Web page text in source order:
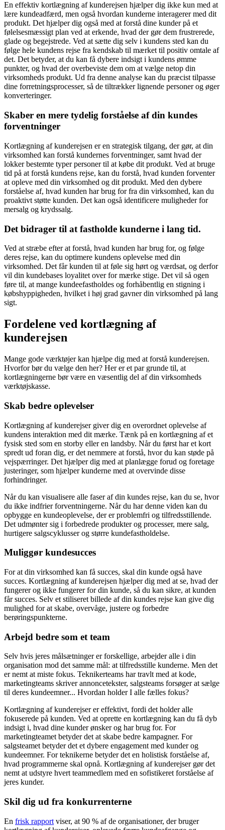
En effektiv kortlægning af kunderejsen hjælper dig ikke kun med at
lære kundeadfærd, men også hvordan kunderne interagerer med dit
produkt. Det hjælper dig også med at forstå dine kunder på et
følelsesmæssigt plan ved at erkende, hvad der gør dem frustrerede,
glade og begejstrede. Ved at sætte dig selv i kundens sted kan du
følge hele kundens rejse fra kendskab til mærket til positiv omtale af
det. Det betyder, at du kan få dybere indsigt i kundens ømme
punkter, og hvad der overbeviste dem om at vælge netop din
virksomheds produkt. Ud fra denne analyse kan du præcist tilpasse
dine forretningsprocesser, så de tiltrækker lignende personer og øger
konverteringer.
Skaber en mere tydelig forståelse af din kundes
forventninger
Kortlægning af kunderejsen er en strategisk tilgang, der gør, at din
virksomhed kan forstå kundernes forventninger, samt hvad der
lokker bestemte typer personer til at købe dit produkt. Ved at bruge
tid på at forstå kundens rejse, kan du forstå, hvad kunden forventer
at opleve med din virksomhed og dit produkt. Med den dybere
forståelse af, hvad kunden har brug for fra din virksomhed, kan du
proaktivt støtte kunden. Det kan også identificere muligheder for
mersalg og krydssalg.
Det bidrager til at fastholde kunderne i lang tid.
Ved at stræbe efter at forstå, hvad kunden har brug for, og følge
deres rejse, kan du optimere kundens oplevelse med din
virksomhed. Det får kunden til at føle sig hørt og værdsat, og derfor
vil din kundebases loyalitet over for mærke stige. Det vil så ogen
føre til, at mange kundeefastholdes og forhåbentlig en stigning i
købshyppigheden, hvilket i høj grad gavner din virksomhed på lang
sigt.
Fordelene ved kortlægning af
kunderejsen
Mange gode værktøjer kan hjælpe dig med at forstå kunderejsen.
Hvorfor bør du vælge den her? Her er et par grunde til, at
kortlægningerne bør være en væsentlig del af din virksomheds
værktøjskasse.
Skab bedre oplevelser
Kortlægning af kunderejser giver dig en overordnet oplevelse af
kundens interaktion med dit mærke. Tænk på en kortlægning af et
fysisk sted som en storby eller en landsby. Når du først har et kort
spredt ud foran dig, er det nemmere at forstå, hvor du kan støde på
vejspærringer. Det hjælper dig med at planlægge forud og foretage
justeringer, som hjælper kunderne med at overvinde disse
forhindringer.
Når du kan visualisere alle faser af din kundes rejse, kan du se, hvor
du ikke indfrier forventningerne. Når du har denne viden kan du
opbygge en kundeoplevelse, der er problemfri og tilfredsstillende.
Det udmønter sig i forbedrede produkter og processer, mere salg,
hurtigere salgscyklusser og større kundefastholdelse.
Muliggør kundesucces
For at din virksomhed kan få succes, skal din kunde også have
succes. Kortlægning af kunderejsen hjælper dig med at se, hvad der
fungerer og ikke fungerer for din kunde, så du kan sikre, at kunden
får succes. Selv et stiliseret billede af din kundes rejse kan give dig
mulighed for at skabe, overvåge, justere og forbedre
berøringspunkterne.
Arbejd bedre som et team
Selv hvis jeres målsætninger er forskellige, arbejder alle i din
organisation mod det samme mål: at tilfredsstille kunderne. Men det
er nemt at miste fokus. Teknikerteams har travlt med at kode,
marketingteams skriver annoncetekster, salgsteams forsøger at sælge
til deres kundeemner... Hvordan holder I alle fælles fokus?
Kortlægning af kunderejser er effektivt, fordi det holder alle
fokuserede på kunden. Ved at oprette en kortlægning kan du få dyb
indsigt i, hvad dine kunder ønsker og har brug for. For
marketingteamet betyder det at skabe bedre kampagner. For
salgsteamet betyder det et dybere engagement med kunder og
kundeemner. For teknikerne betyder det en holistisk forståelse af,
hvad programmerne skal opnå. Kortlægning af kunderejser gør det
nemt at udstyre hvert teammedlem med en sofistikeret forståelse af
jeres kunder.
Skil dig ud fra konkurrenterne
En frisk rapport viser, at 90 % af de organisationer, der bruger